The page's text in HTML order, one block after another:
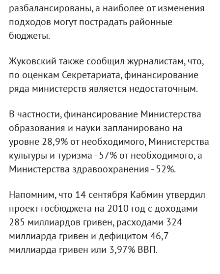
разбалансированы, а наиболее от изменения
подходов могут пострадать районные
бюджеты.
Жуковский также сообщил журналистам, что,
по оценкам Секретариата, финансирование
ряда министерств является недостаточным.
В частности, финансирование Министерства
образования и науки запланировано на
уровне 28,9% от необходимого, Министерства
культуры и туризма - 57% от необходимого, а
Министерства здравоохранения - 52%.
Напомним, что 14 сентября Кабмин утвердил
проект госбюджета на 2010 год с доходами
285 миллиардов гривен, расходами 324
миллиарда гривен и дефицитом 46,7
миллиарда гривен или 3,97% ВВП.